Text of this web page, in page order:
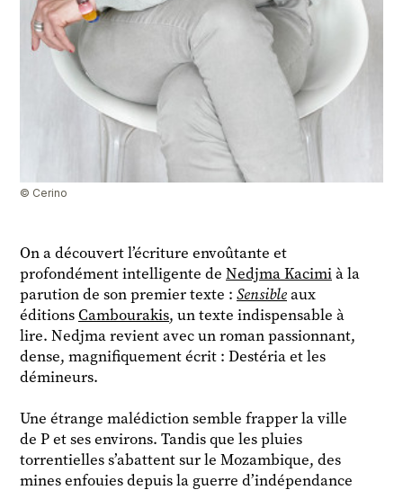
© Cerino
On a découvert l’écriture envoûtante et
profondément intelligente de Nedjma Kacimià la
parution de son premier texte : Sensibleaux
éditionsCambourakis, un texte indispensable à
lire. Nedjma revient avec un roman passionnant,
dense, magnifiquement écrit : Destéria et les
démineurs.
Une étrange malédiction semble frapper la ville
de P et ses environs. Tandis que les pluies
torrentielles s’abattent sur le Mozambique, des
mines enfouies depuis la guerre d’indépendance